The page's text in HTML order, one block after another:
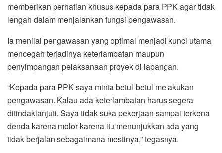
memberikan perhatian khusus kepada para PPK agar tidak
lengah dalam menjalankan fungsi pengawasan.
Ia menilai pengawasan yang optimal menjadi kunci utama
mencegah terjadinya keterlambatan maupun
penyimpangan pelaksanaan proyek di lapangan.
“Kepada para PPK saya minta betul-betul melakukan
pengawasan. Kalau ada keterlambatan harus segera
ditindaklanjuti. Saya tidak suka pekerjaan sampai terkena
denda karena molor karena itu menunjukkan ada yang
tidak berjalan sebagaimana mestinya,” tegasnya.